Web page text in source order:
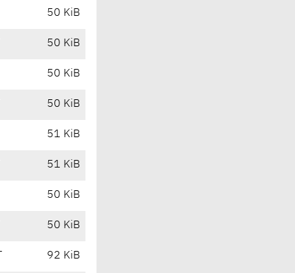
50 KiB
50 KiB
50 KiB
50 KiB
51 KiB
51 KiB
50 KiB
50 KiB
92 KiB